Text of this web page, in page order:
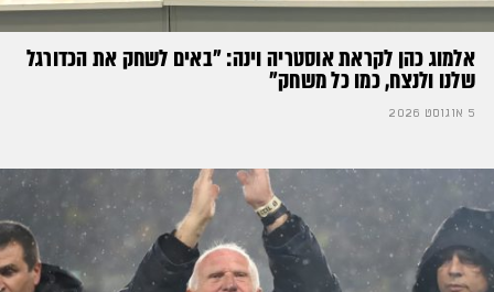
אלמוג כהן לקראת אוסטריה וינה: ״באים לשחק את הכדורגל
שלנו ולנצח, כמו כל משחק״
5 אוגוסט 2026